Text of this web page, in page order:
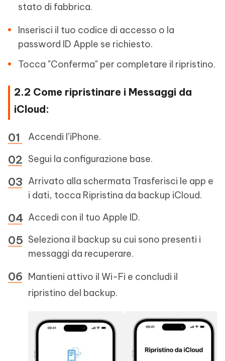
stato di fabbrica.
Inserisci il tuo codice di accesso o la
password ID Apple se richiesto.
Tocca "Conferma" per completare il ripristino.
2.2 Come ripristinare i Messaggi da
iCloud:
Accendi l’iPhone.
Segui la configurazione base.
Arrivato alla schermata Trasferisci le app e
i dati, tocca Ripristina da backup iCloud.
Accedi con il tuo Apple ID.
Seleziona il backup su cui sono presenti i
messaggi da recuperare.
Mantieni attivo il Wi-Fi e concludi il
ripristino del backup.